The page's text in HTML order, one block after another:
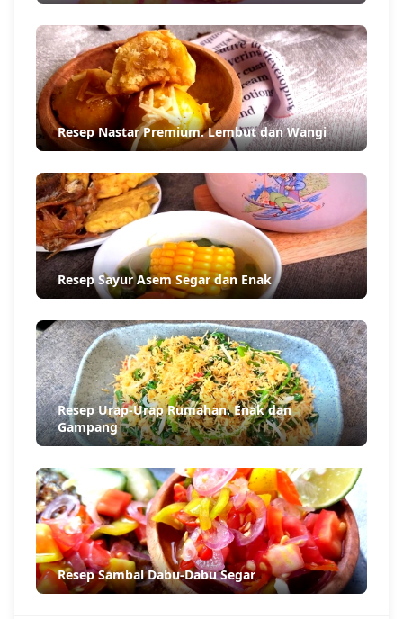
Resep Nastar Premium. Lembut dan Wangi
Resep Sayur Asem Segar dan Enak
Resep Urap-Urap Rumahan. Enak dan
Gampang
Resep Sambal Dabu-Dabu Segar